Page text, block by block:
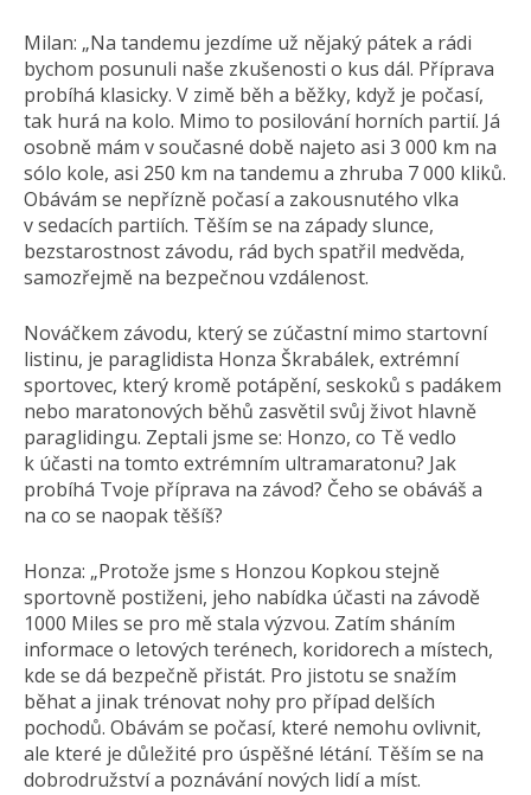
Milan: „Na tandemu jezdíme už nějaký pátek a rádi
bychom posunuli naše zkušenosti o kus dál. Příprava
probíhá klasicky. V zimě běh a běžky, když je počasí,
tak hurá na kolo. Mimo to posilování horních partií. Já
osobně mám v současné době najeto asi 3 000 km na
sólo kole, asi 250 km na tandemu a zhruba 7 000 kliků.
Obávám se nepřízně počasí a zakousnutého vlka
v sedacích partiích. Těším se na západy slunce,
bezstarostnost závodu, rád bych spatřil medvěda,
samozřejmě na bezpečnou vzdálenost.
Nováčkem závodu, který se zúčastní mimo startovní
listinu, je paraglidista Honza Škrabálek, extrémní
sportovec, který kromě potápění, seskoků s padákem
nebo maratonových běhů zasvětil svůj život hlavně
paraglidingu. Zeptali jsme se: Honzo, co Tě vedlo
k účasti na tomto extrémním ultramaratonu? Jak
probíhá Tvoje příprava na závod? Čeho se obáváš a
na co se naopak těšíš?
Honza: „Protože jsme s Honzou Kopkou stejně
sportovně postiženi, jeho nabídka účasti na závodě
1000 Miles se pro mě stala výzvou. Zatím sháním
informace o letových terénech, koridorech a místech,
kde se dá bezpečně přistát. Pro jistotu se snažím
běhat a jinak trénovat nohy pro případ delších
pochodů. Obávám se počasí, které nemohu ovlivnit,
ale které je důležité pro úspěšné létání. Těším se na
dobrodružství a poznávání nových lidí a míst.